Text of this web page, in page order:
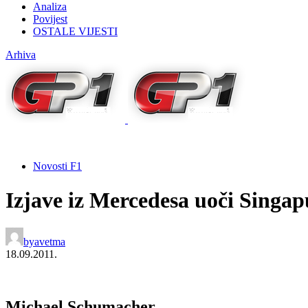
Analiza
Povijest
OSTALE VIJESTI
Arhiva
Novosti F1
Izjave iz Mercedesa uoči
byavetma
18.09.2011.